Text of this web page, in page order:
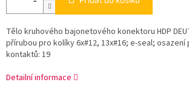
Tělo kruhového bajonetového konektoru HDP
přírubou pro kolíky 6x#12, 13x#16; e-seal;
kontaktů: 19
Detailní informace